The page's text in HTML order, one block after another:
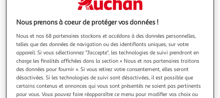
Nous prenons à coeur de protéger vos données !
Nous et nos 68 partenaires stockons et accédons à des données personnelles,
telles que des données de navigation ou des identifiants uniques, sur votre
appareil. Si vous sélectionnez "J'accepte", les technologies de suivi prendront en
charge les finalités affichées dans la section « Nous et nos partenaires traitons
des données pour fournir ». Si vous retirez votre consentement, elles seront
désactivées. Si les technologies de suivi sont désactivées, il est possible que
certains contenus et annonces qui vous sont présentés ne soient pas pertinents
pour vous. Vous pouvez faire réapparaître ce menu pour modifier vos choix ou